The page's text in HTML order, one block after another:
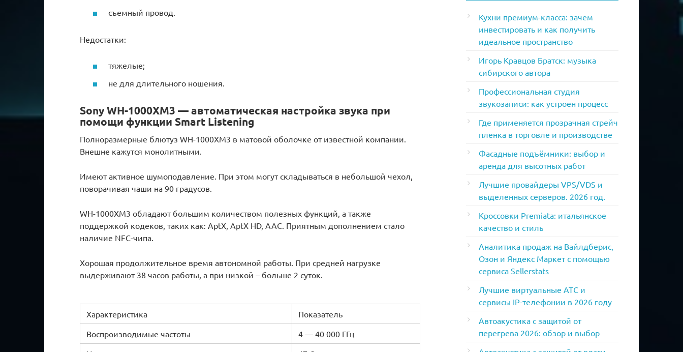
съемный провод.
Недостатки:
тяжелые;
не для длительного ношения.
Sony WH-1000XM3 — автоматическая настройка звука при
помощи функции Smart Listening
Полноразмерные блютуз WH-1000XM3 в матовой оболочке от известной компании.
Внешне кажутся монолитными.
Имеют активное шумоподавление. При этом могут складываться в небольшой чехол,
поворачивая чаши на 90 градусов.
WH-1000XM3 обладают большим количеством полезных функций, а также
поддержкой кодеков, таких как: AptX, AptX HD, AAC. Приятным дополнением стало
наличие NFC-чипа.
Хорошая продолжительное время автономной работы. При средней нагрузке
выдерживают 38 часов работы, а при низкой – больше 2 суток.
Характеристика
Показатель
Воспроизводимые частоты
4 — 40 000 ГГц
Кухни премиум-класса: зачем
инвестировать и как получить
идеальное пространство
Игорь Кравцов Братск: музыка
сибирского автора
Профессиональная студия
звукозаписи: как устроен процесс
Где применяется прозрачная стрейч
пленка в торговле и производстве
Фасадные подъёмники: выбор и
аренда для высотных работ
Лучшие провайдеры VPS/VDS и
выделенных серверов. 2026 год.
Кроссовки Premiata: итальянское
качество и стиль
Аналитика продаж на Вайлдберис,
Озон и Яндекс Маркет с помощью
сервиса Sellerstats
Лучшие виртуальные АТС и
сервисы IP-телефонии в 2026 году
Автоакустика с защитой от
перегрева 2026: обзор и выбор